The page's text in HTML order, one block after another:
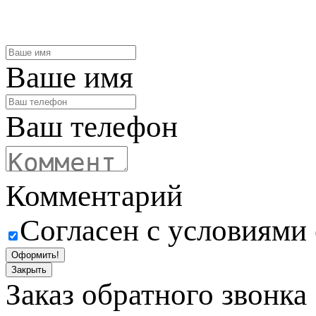
Ваше имя
Ваш телефон
Комментарий
Согласен с
Оформить!
Закрыть
Заказ обратного звонка